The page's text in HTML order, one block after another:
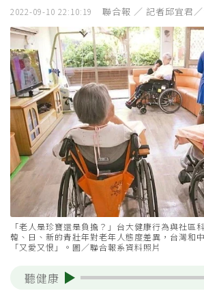
2022-09-10 22:10:19 聯合報 ／ 記者邱宜君
「老人是珍寶還是負擔？」台大健康行為與社區
韓、日、新的青壯年對老年人態度差異，台灣和
「又愛又恨」。圖／聯合報系資料照片
聽健康